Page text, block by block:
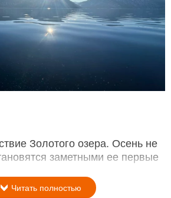
Золотого озера. Осень не
заметными ее первые
Читать полностью